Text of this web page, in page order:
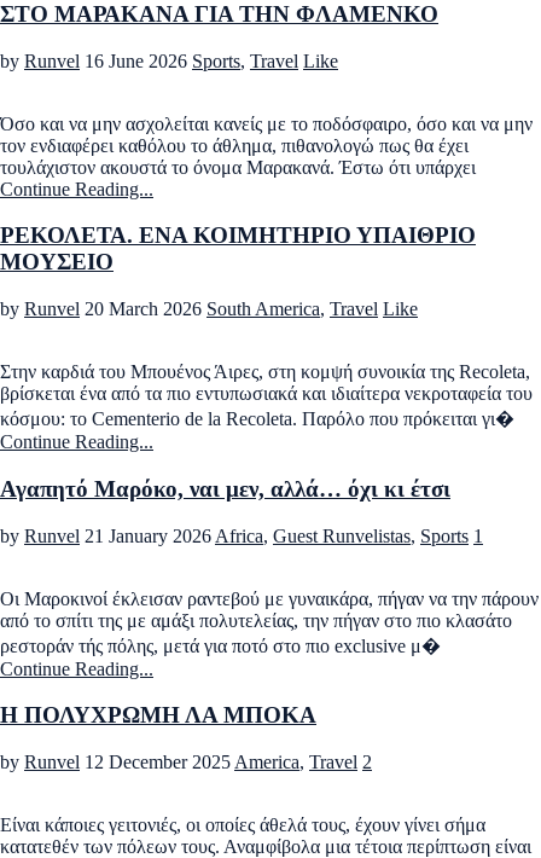
ΣΤΟ ΜΑΡΑΚΑΝΑ ΓΙΑ ΤΗΝ ΦΛΑΜΕΝΚΟ
by Runvel 16 June 2026 Sports, Travel Like
Όσο και να μην ασχολείται κανείς με το ποδόσφαιρο, όσο και να μην
τον ενδιαφέρει καθόλου το άθλημα, πιθανολογώ πως θα έχει
τουλάχιστον ακουστά το όνομα Μαρακανά. Έστω ότι υπάρχει
Continue Reading...
ΡΕΚΟΛΕΤΑ. ΕΝΑ ΚΟΙΜΗΤΗΡΙΟ ΥΠΑΙΘΡΙΟ
ΜΟΥΣΕΙΟ
by Runvel 20 March 2026 South America, Travel Like
Στην καρδιά του Μπουένος Άιρες, στη κομψή συνοικία της Recoleta,
βρίσκεται ένα από τα πιο εντυπωσιακά και ιδιαίτερα νεκροταφεία του
κόσμου: το Cementerio de la Recoleta. Παρόλο που πρόκειται γι�
Continue Reading...
Αγαπητό Μαρόκο, ναι μεν, αλλά… όχι κι έτσι
by Runvel 21 January 2026 Africa, Guest Runvelistas, Sports 1
Οι Μαροκινοί έκλεισαν ραντεβού με γυναικάρα, πήγαν να την πάρουν
από το σπίτι της με αμάξι πολυτελείας, την πήγαν στο πιο κλασάτο
ρεστοράν τής πόλης, μετά για ποτό στο πιο exclusive μ�
Continue Reading...
Η ΠΟΛΥΧΡΩΜΗ ΛΑ ΜΠΟΚΑ
by Runvel 12 December 2025 America, Travel 2
Είναι κάποιες γειτονιές, οι οποίες άθελά τους, έχουν γίνει σήμα
κατατεθέν των πόλεων τους. Αναμφίβολα μια τέτοια περίπτωση είναι